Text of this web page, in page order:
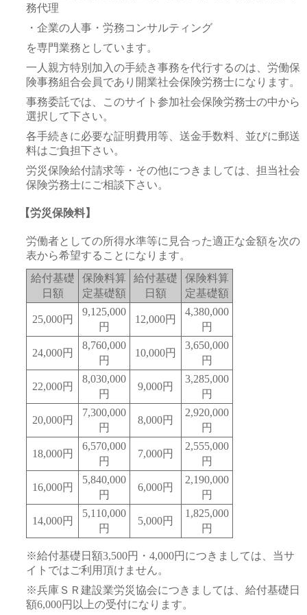
務代理
・企業の人事・労務コンサルティング
を専門業務としています。
一人親方特別加入の手続き事務を代行するのは、労働保
険事務組合会員であり開業社会保険労務士になります。
事務委託では、このサイト参加社会保険労務士の中から
選択して下さい。
各手続きに必要な証明費用等、送金手数料、並びに郵送
料はご負担下さい。
労災保険給付請求等・その他につきましては、担当社会
保険労務士にご相談下さい。
【労災保険料】
労働者としての所得水準等に見合った適正な金額を次の
表から希望することになります。
給付基礎
日額
保険料算
定基礎額
給付基礎
日額
保険料算
定基礎額
25,000円
9,125,000
円
12,000円
4,380,000
円
24,000円
8,760,000
円
10,000円
3,650,000
円
22,000円
8,030,000
円
9,000円
3,285,000
円
20,000円
7,300,000
円
8,000円
2,920,000
円
18,000円
6,570,000
円
7,000円
2,555,000
円
16,000円
5,840,000
円
6,000円
2,190,000
円
14,000円
5,110,000
円
5,000円
1,825,000
円
※給付基礎日額3,500円・4,000円につきましては、当サ
イトではご利用頂けません。
※兵庫ＳＲ建設業労災協会につきましては、給付基礎日
額6,000円以上の受付になります。